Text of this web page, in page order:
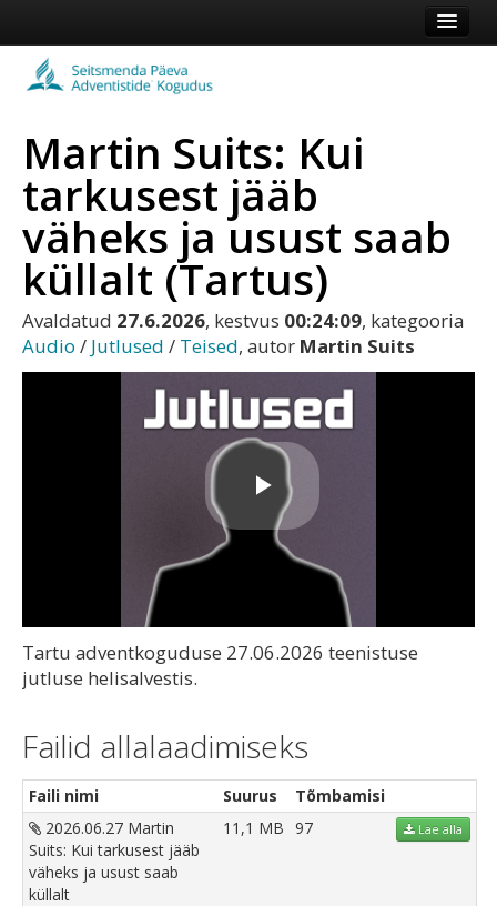
Koduleht
Vaata veel
Logi sisse või registreeru
Martin Suits: Kui
tarkusest jääb
väheks ja usust saab
küllalt (Tartus)
Avaldatud 27.6.2026, kestvus 00:24:09, kategooria
Audio / Jutlused / Teised, autor Martin Suits
Play
Video
Tartu adventkoguduse 27.06.2026 teenistuse
jutluse helisalvestis.
Failid allalaadimiseks
Faili nimi Suurus
Tõmbamisi
2026.06.27 Martin
Suits: Kui tarkusest jääb
väheks ja usust saab
küllalt
11,1 MB 97 Lae alla